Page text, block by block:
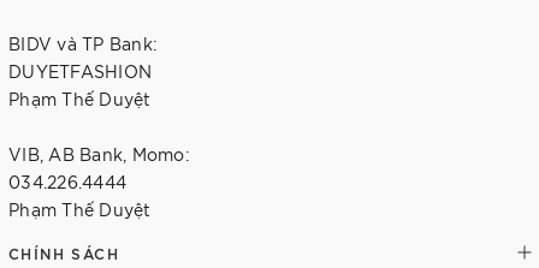
BIDV và TP Bank:
DUYETFASHION
Phạm Thế Duyệt
VIB, AB Bank, Momo:
034.226.4444
Phạm Thế Duyệt
CHÍNH SÁCH